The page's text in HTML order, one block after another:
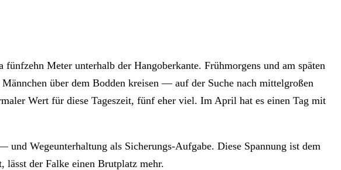
Meter unterhalb der Hangoberkante. Frühmorgens und am späten
über dem Bodden kreisen — auf der Suche nach mittelgroßen
Wert für diese Tageszeit, fünf eher viel. Im April hat es einen Tag mit
Wegeunterhaltung als Sicherungs-Aufgabe. Diese Spannung ist dem
lässt der Falke einen Brutplatz mehr.